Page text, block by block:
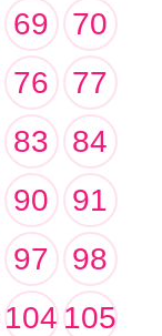
69
70
76
77
83
84
90
91
97
98
104105